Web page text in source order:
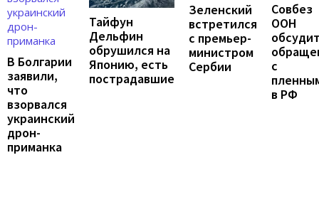
В Болгарии
заявили,
что
взорвался
украинский
дрон-
приманка
Тайфун
Дельфин
обрушился на
Японию, есть
пострадавшие
Зеленский
встретился
с премьер-
министром
Сербии
Совбез
ООН
с
в РФ